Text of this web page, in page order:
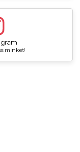
minket!